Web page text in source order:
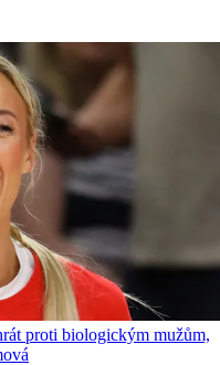
proti biologickým mužům,